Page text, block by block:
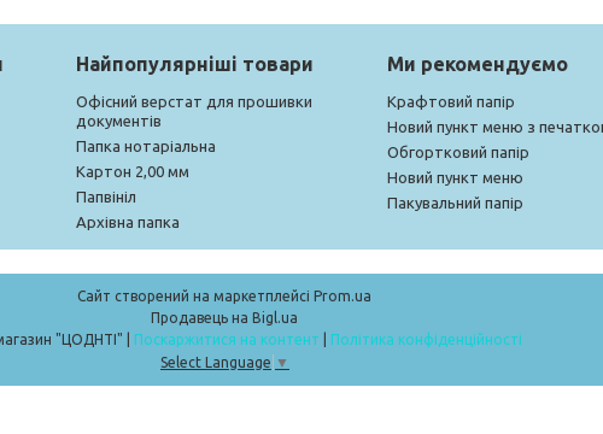
Найпопулярніші товари
Офісний верстат для прошивки
документів
Папка нотаріальна
Картон 2,00 мм
Папвініл
Архівна папка
Ми рекомендуємо
Крафтовий папір
Новий пункт меню з
Обгортковий папір
Новий пункт меню
Пакувальний папір
Сайт створений на маркетплейсі Prom.ua
Продавець на Bigl.ua
Поскаржитися на контент
Політика конфіденційності
Select Language ▼